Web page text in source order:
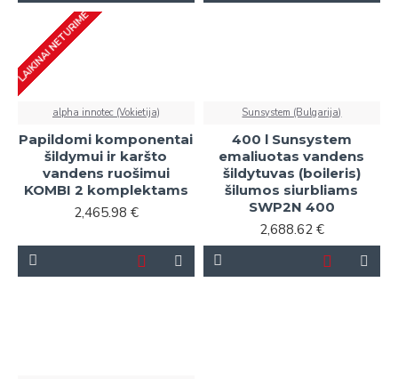
LAIKINAI NETURIME
alpha innotec (Vokietija)
Papildomi komponentai
šildymui ir karšto
vandens ruošimui
KOMBI 2 komplektams
2,465.98 €
Sunsystem (Bulgarija)
400 l Sunsystem
emaliuotas vandens
šildytuvas (boileris)
šilumos siurbliams
SWP2N 400
2,688.62 €